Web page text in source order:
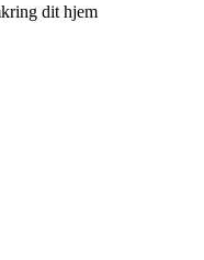
dit hjem